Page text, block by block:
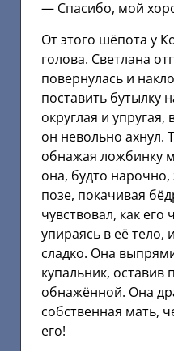
— Спасибо, мой
От этого шёпота у
голова. Светлана
повернулась и
поставить бутылку
округлая и упругая,
он невольно ахнул.
обнажая ложбинку
она, будто нарочно,
позе, покачивая
чувствовал, как его
упираясь в её тело,
сладко. Она
купальник, оставив
обнажённой. Она
собственная мать,
его!